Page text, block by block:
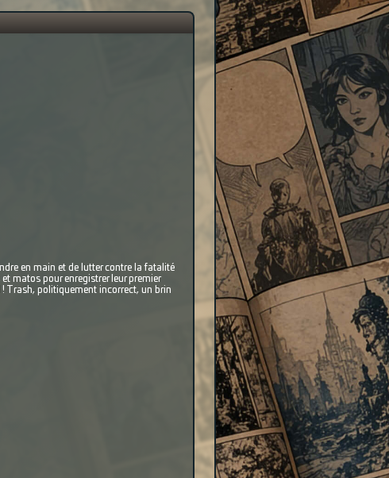
en main et de lutter contre la fatalité
matos pour enregistrer leur premier
Trash, politiquement incorrect, un brin